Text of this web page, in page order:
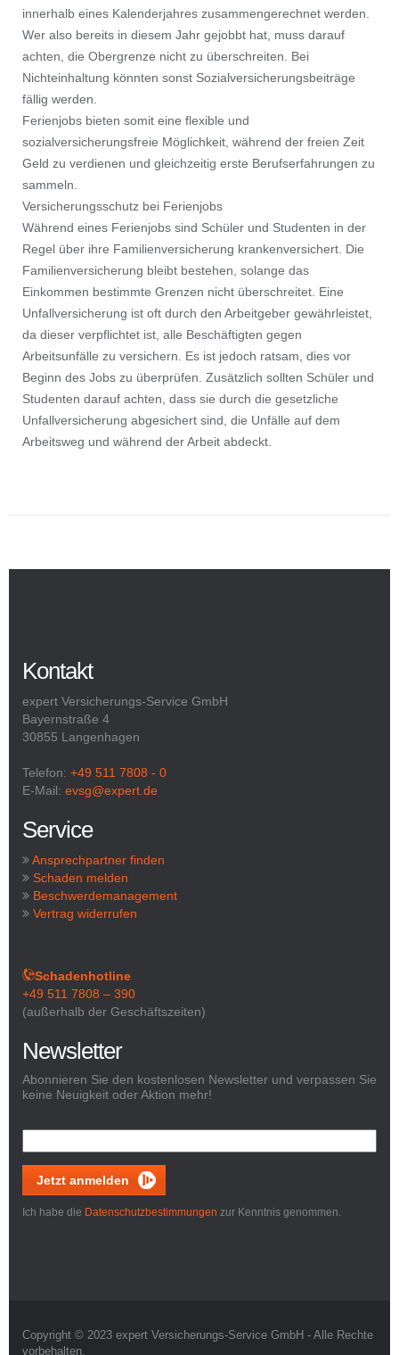
innerhalb eines Kalenderjahres zusammengerechnet werden.
Wer also bereits in diesem Jahr gejobbt hat, muss darauf
achten, die Obergrenze nicht zu überschreiten. Bei
Nichteinhaltung könnten sonst Sozialversicherungsbeiträge
fällig werden.
Ferienjobs bieten somit eine flexible und
sozialversicherungsfreie Möglichkeit, während der freien Zeit
Geld zu verdienen und gleichzeitig erste Berufserfahrungen zu
sammeln.
Versicherungsschutz bei Ferienjobs
Während eines Ferienjobs sind Schüler und Studenten in der
Regel über ihre Familienversicherung krankenversichert. Die
Familienversicherung bleibt bestehen, solange das
Einkommen bestimmte Grenzen nicht überschreitet. Eine
Unfallversicherung ist oft durch den Arbeitgeber gewährleistet,
da dieser verpflichtet ist, alle Beschäftigten gegen
Arbeitsunfälle zu versichern. Es ist jedoch ratsam, dies vor
Beginn des Jobs zu überprüfen. Zusätzlich sollten Schüler und
Studenten darauf achten, dass sie durch die gesetzliche
Unfallversicherung abgesichert sind, die Unfälle auf dem
Arbeitsweg und während der Arbeit abdeckt.
Kontakt
expert Versicherungs-Service GmbH
Bayernstraße 4
30855 Langenhagen
Telefon: +49 511 7808 - 0
E-Mail: evsg@expert.de
Service
Ansprechpartner finden
Schaden melden
Beschwerdemanagement
Vertrag widerrufen
Schadenhotline
+49 511 7808 – 390
(außerhalb der Geschäftszeiten)
Newsletter
Abonnieren Sie den kostenlosen Newsletter und verpassen Sie
keine Neuigkeit oder Aktion mehr!
Jetzt anmelden
Ich habe die Datenschutzbestimmungen zur Kenntnis genommen.
Copyright © 2023 expert Versicherungs-Service GmbH - Alle Rechte
vorbehalten.